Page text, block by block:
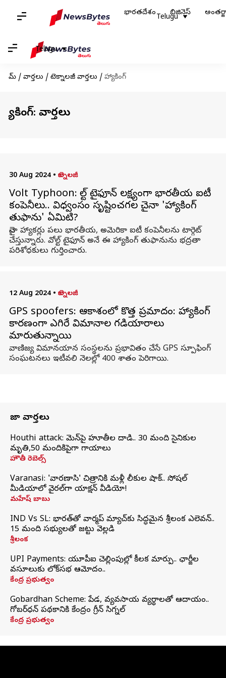
భారతదేశం బిజినెస్
Telugu
Telugu
హోమ్ / వార్తలు / టెక్నాలజీ వార్తలు / హ్యాకింగ్
హ్యాకింగ్: వార్తలు
30 Aug 2024 • టెక్నాలజీ
Volt Typhoon: వోల్ట్ టైఫూన్ లక్ష్యంగా భారతీయ ఐటీ
కంపెనీలు.. విధ్వంసం సృష్టించగల చైనా 'హ్యాకింగ్
తుఫాను' ఏమిటి?
చైనా హ్యాకర్లు పలు భారతీయ, అమెరికా ఐటీ కంపెనీలను టార్గెట్
చేస్తున్నారు. వోల్ట్ టైఫూన్ అనే ఈ హ్యాకింగ్ తుఫానును భద్రతా
పరిశోధకులు గుర్తించారు.
12 Aug 2024 • టెక్నాలజీ
GPS spoofers: ఆకాశంలో కొత్త ప్రమాదం: హ్యాకింగ్
కారణంగా ఎగిరే విమానాల గడియారాలు
మారుతున్నాయి
వాణిజ్య విమానయాన సంస్థలను ప్రభావితం చేసే GPS స్పూఫింగ్
సంఘటనలు ఇటీవలి నెలల్లో 400 శాతం పెరిగాయి.
తాజా వార్తలు
Houthi attack: యెమెన్‌పై హూతీల దాడి.. 30 మంది సైనికుల
మృతి,50 మందికిపైగా గాయాలు
హౌతీ రెబెల్స్
Varanasi: 'వారణాసి' చిత్రానికి మళ్లీ లీకుల షాక్.. సోషల్
మీడియాలో వైరల్‌గా యాక్షన్ వీడియో!
మహేష్ బాబు
IND Vs SL: భారత్‌తో వార్మప్‌ మ్యాచ్‌కు సిద్ధమైన శ్రీలంక ఎలెవన్..
15 మంది సభ్యులతో జట్టు వెల్లడి
శ్రీలంక
UPI Payments: యూపీఐ చెల్లింపుల్లో కీలక మార్పు.. ఛార్జీల
వసూలుకు లోక్‌సభ ఆమోదం..
కేంద్ర ప్రభుత్వం
Gobardhan Scheme: పేడ, వ్యవసాయ వ్యర్థాలతో ఆదాయం..
గోబర్‌ధన్ పథకానికి కేంద్రం గ్రీన్ సిగ్నల్
కేంద్ర ప్రభుత్వం